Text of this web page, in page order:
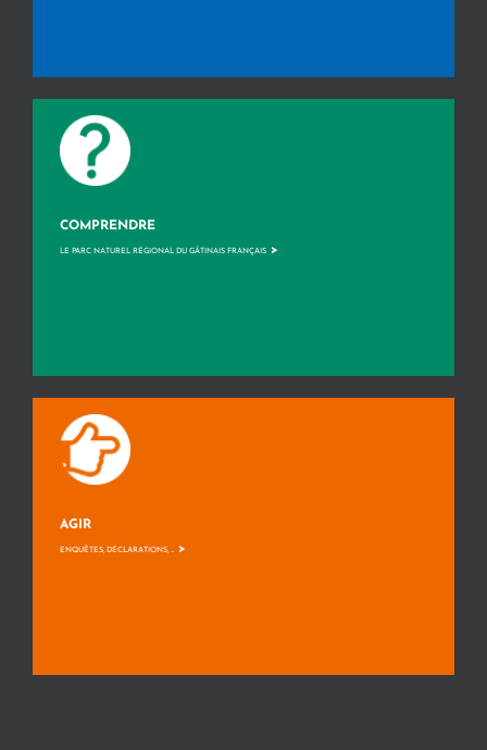
COMPRENDRE
LE PARC NATUREL RÉGIONAL DU GÂTINAIS FRANÇAIS >
AGIR
ENQUÊTES, DÉCLARATIONS, ... >